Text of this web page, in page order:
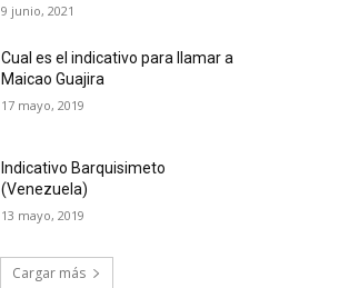
9 junio, 2021
Cual es el indicativo para llamar a
Maicao Guajira
17 mayo, 2019
Indicativo Barquisimeto
(Venezuela)
13 mayo, 2019
Cargar más